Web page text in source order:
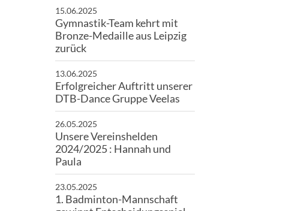
15.06.2025
Gymnastik-Team kehrt mit
Bronze-Medaille aus Leipzig
zurück
13.06.2025
Erfolgreicher Auftritt unserer
DTB-Dance Gruppe Veelas
26.05.2025
Unsere Vereinshelden
2024/2025 : Hannah und
Paula
23.05.2025
1. Badminton-Mannschaft